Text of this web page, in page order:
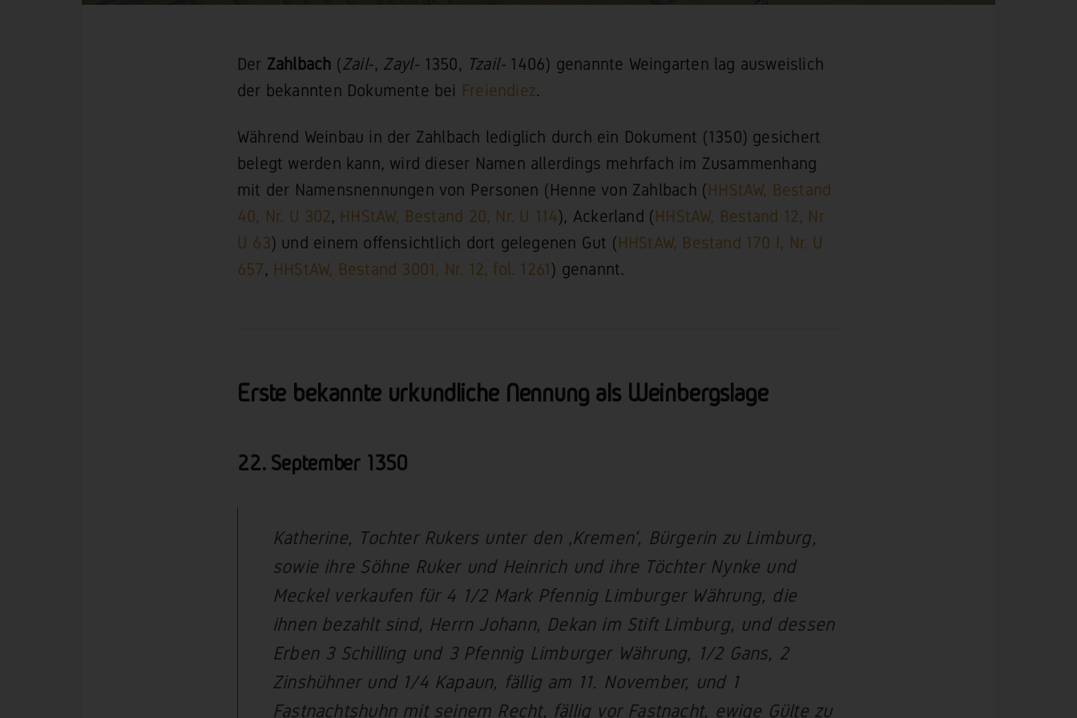
Der Zahlbach (Zail-, Zayl- 1350, Tzail- 1406) genannte Weingarten lag ausweislich
der bekannten Dokumente bei Freiendiez.
Während Weinbau in der Zahlbach lediglich durch ein Dokument (1350) gesichert
belegt werden kann, wird dieser Namen allerdings mehrfach im Zusammenhang
mit der Namensnennungen von Personen (Henne von Zahlbach (HHStAW, Bestand
40, Nr. U 302, HHStAW, Bestand 20, Nr. U 114), Ackerland (HHStAW, Bestand 12, Nr
U 63) und einem offensichtlich dort gelegenen Gut (HHStAW, Bestand 170 I, Nr. U
657, HHStAW, Bestand 3001, Nr. 12, fol. 1261) genannt.
Erste bekannte urkundliche Nennung als Weinbergslage
22. September 1350
Katherine, Tochter Rukers unter den ‚Kremen‘, Bürgerin zu Limburg,
sowie ihre Söhne Ruker und Heinrich und ihre Töchter Nynke und
Meckel verkaufen für 4 1/2 Mark Pfennig Limburger Währung, die
ihnen bezahlt sind, Herrn Johann, Dekan im Stift Limburg, und dessen
Erben 3 Schilling und 3 Pfennig Limburger Währung, 1/2 Gans, 2
Zinshühner und 1/4 Kapaun, fällig am 11. November, und 1
Fastnachtshuhn mit seinem Recht, fällig vor Fastnacht, ewige Gülte zu